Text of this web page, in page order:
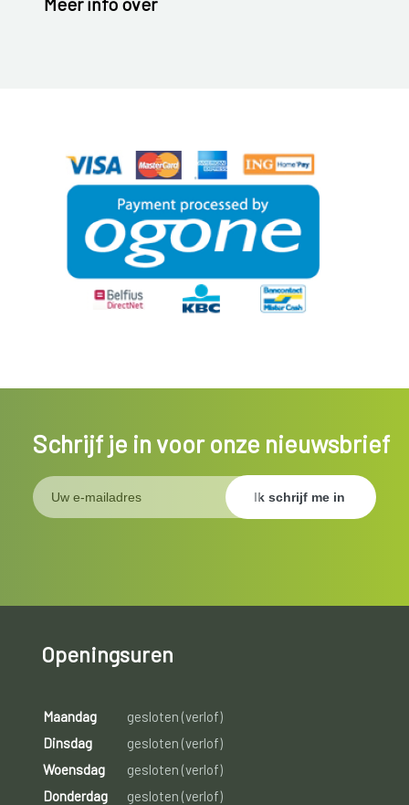
Schrijf je in voor onze nieuwsbrief
Openingsuren
Maandag
gesloten (verlof)
Dinsdag
gesloten (verlof)
Woensdag
gesloten (verlof)
Donderdag
gesloten (verlof)